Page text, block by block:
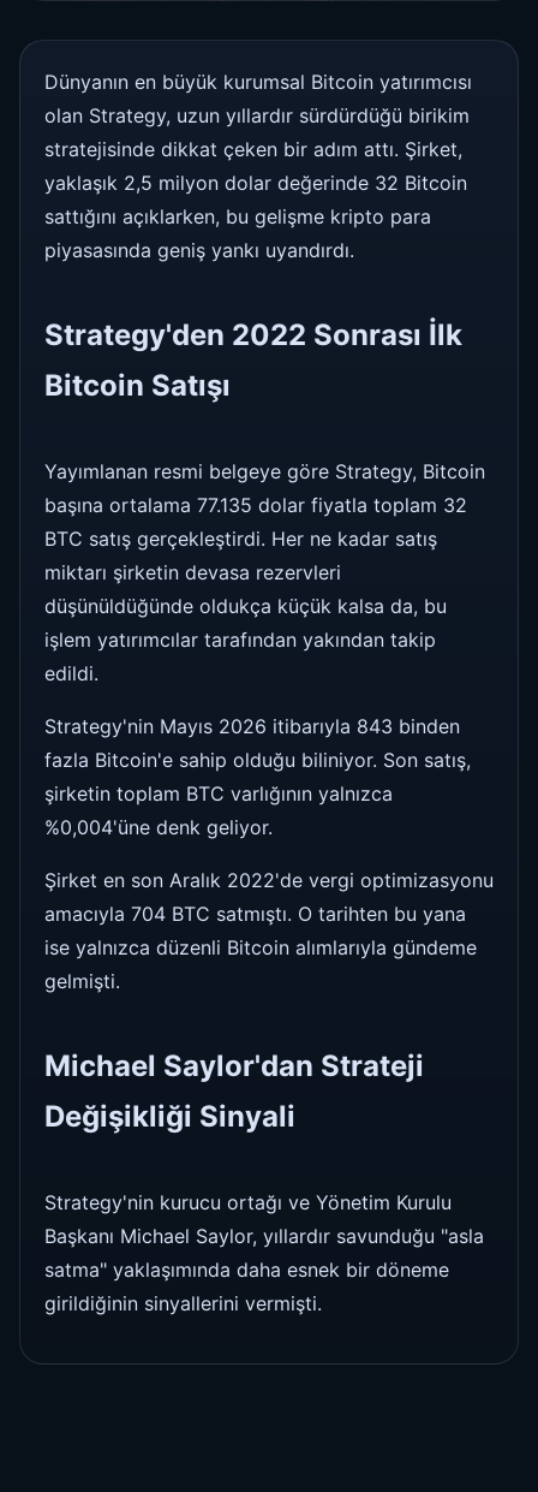
Dünyanın en büyük kurumsal Bitcoin yatırımcısı
olan Strategy, uzun yıllardır sürdürdüğü birikim
stratejisinde dikkat çeken bir adım attı. Şirket,
yaklaşık 2,5 milyon dolar değerinde 32 Bitcoin
sattığını açıklarken, bu gelişme kripto para
piyasasında geniş yankı uyandırdı.
Strategy'den 2022 Sonrası İlk
Bitcoin Satışı
Yayımlanan resmi belgeye göre Strategy, Bitcoin
başına ortalama 77.135 dolar fiyatla toplam 32
BTC satış gerçekleştirdi. Her ne kadar satış
miktarı şirketin devasa rezervleri
düşünüldüğünde oldukça küçük kalsa da, bu
işlem yatırımcılar tarafından yakından takip
edildi.
Strategy'nin Mayıs 2026 itibarıyla 843 binden
fazla Bitcoin'e sahip olduğu biliniyor. Son satış,
şirketin toplam BTC varlığının yalnızca
%0,004'üne denk geliyor.
Şirket en son Aralık 2022'de vergi optimizasyonu
amacıyla 704 BTC satmıştı. O tarihten bu yana
ise yalnızca düzenli Bitcoin alımlarıyla gündeme
gelmişti.
Michael Saylor'dan Strateji
Değişikliği Sinyali
Strategy'nin kurucu ortağı ve Yönetim Kurulu
Başkanı Michael Saylor, yıllardır savunduğu "asla
satma" yaklaşımında daha esnek bir döneme
girildiğinin sinyallerini vermişti.